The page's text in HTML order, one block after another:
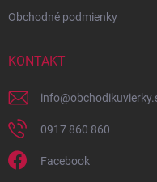
Obchodné podmienky
KONTAKT
info@
0917 860 860
Facebook